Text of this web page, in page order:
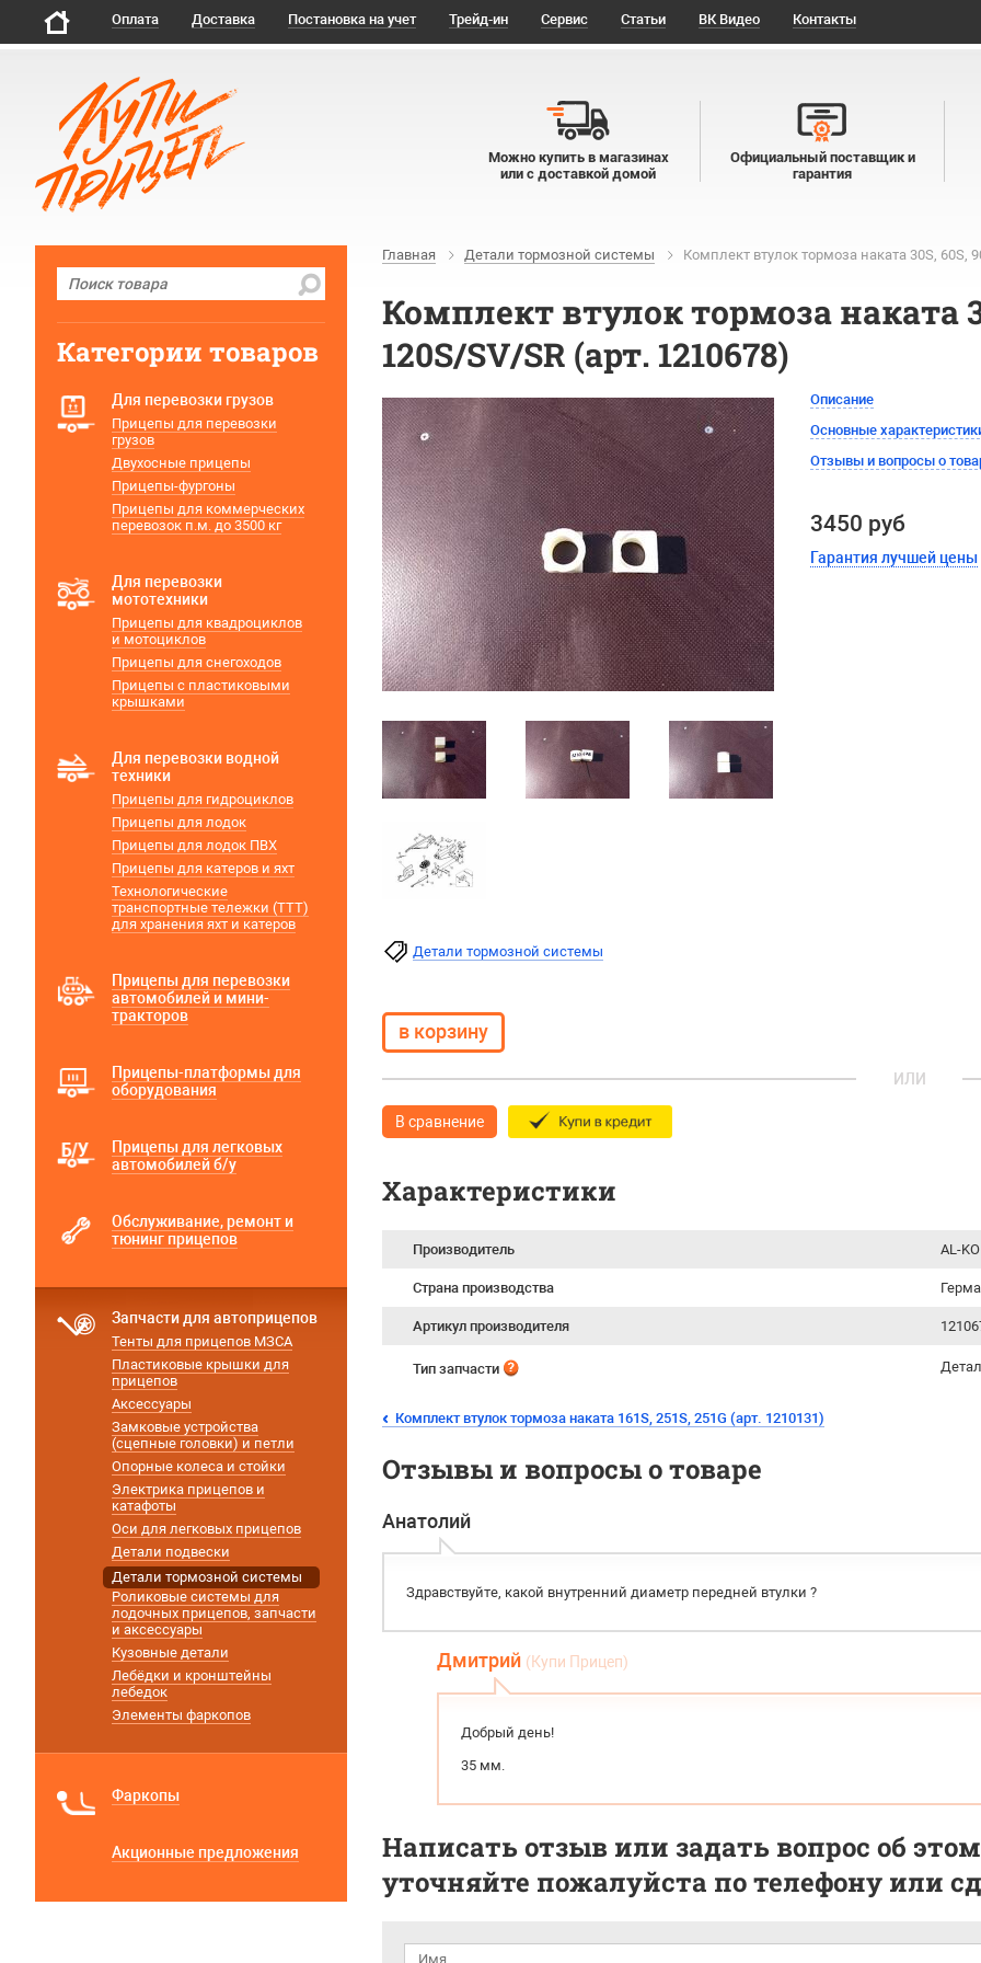
Оплата Доставка Постановка на учет Трейд-ин Сервис Статьи ВК Видео Контакты
Можно купить в магазинах
или с доставкой домой
Официальный поставщик и
гарантия
Главная Детали тормозной системы Комплект втулок тормоза наката 30S, 60S,
Комплект втулок тормоза наката
120S/SV/SR (арт. 1210678)
Детали тормозной системы
Описание
Основные
Отзывы и вопросы о
3450 руб
Гарантия лучшей цены
ИЛИ
В сравнение
Характеристики
Производитель AL-
Страна производства
Артикул производителя
Тип запчасти
Комплект втулок тормоза наката 161S, 251S, 251G (арт. 1210131)
Отзывы и вопросы о товаре
Анатолий
Здравствуйте, какой внутренний диаметр передней втулки ?
Дмитрий (Купи Прицеп)
Добрый день!
35 мм.
Написать отзыв или задать вопрос об
уточняйте пожалуйста по телефону или
Категории товаров
Для перевозки грузов
Прицепы для перевозки
грузов
Двухосные прицепы
Прицепы-фургоны
Прицепы для коммерческих
перевозок п.м. до 3500 кг
Для перевозки
мототехники
Прицепы для квадроциклов
и мотоциклов
Прицепы для снегоходов
Прицепы с пластиковыми
крышками
Для перевозки водной
техники
Прицепы для гидроциклов
Прицепы для лодок
Прицепы для лодок ПВХ
Прицепы для катеров и яхт
Технологические
транспортные тележки (ТТТ)
для хранения яхт и катеров
Прицепы для перевозки
автомобилей и мини-
тракторов
Прицепы-платформы для
оборудования
Прицепы для легковых
автомобилей б/у
Обслуживание, ремонт и
тюнинг прицепов
Запчасти для автоприцепов
Тенты для прицепов МЗСА
Пластиковые крышки для
прицепов
Аксессуары
Замковые устройства
(сцепные головки) и петли
Опорные колеса и стойки
Электрика прицепов и
катафоты
Оси для легковых прицепов
Детали подвески
Детали тормозной системы
Роликовые системы для
лодочных прицепов, запчасти
и аксессуары
Кузовные детали
Лебёдки и кронштейны
лебедок
Элементы фаркопов
Фаркопы
Акционные предложения